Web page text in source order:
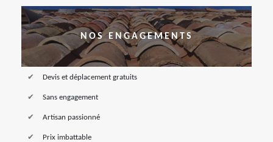
NOS ENGAGEMENTS
Devis et déplacement gratuits
Sans engagement
Artisan passionné
Prix imbattable